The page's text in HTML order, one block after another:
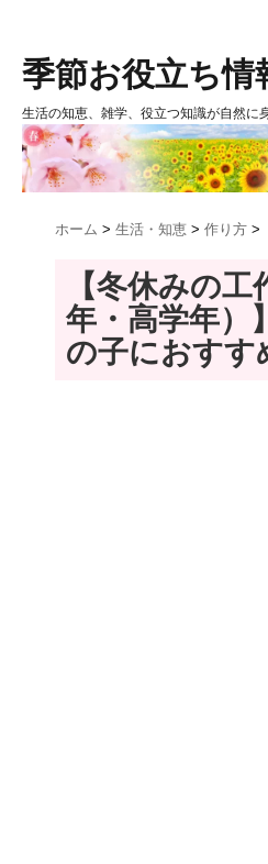
季節お役立ち情
生活の知恵、雑学、役立つ知識が自然に
ホーム > 生活・知恵 > 作り方 >
【冬休みの工
年・高学年）
の子におすす